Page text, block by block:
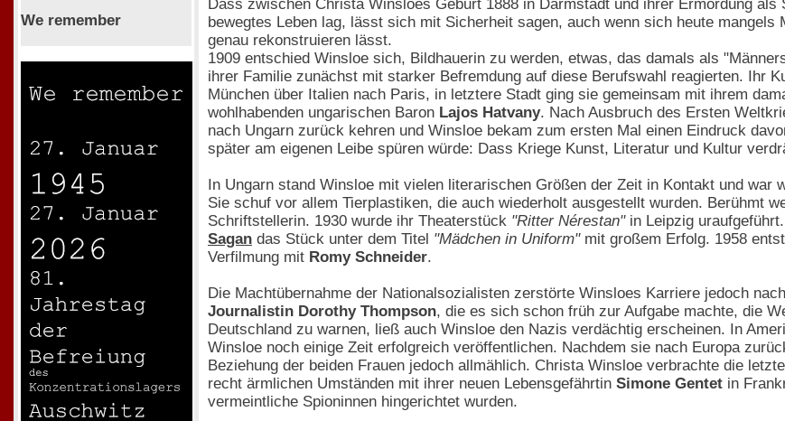
We remember
Dass zwischen Christa Winsloes Geburt 1888 in Darmstadt und ihrer Ermordung als
bewegtes Leben lag, lässt sich mit Sicherheit sagen, auch wenn sich heute mangels
genau rekonstruieren lässt.
1909 entschied Winsloe sich, Bildhauerin zu werden, etwas, das damals als
ihrer Familie zunächst mit starker Befremdung auf diese Berufswahl reagierten. Ihr
München über Italien nach Paris, in letztere Stadt ging sie gemeinsam mit ihrem
wohlhabenden ungarischen Baron Lajos Hatvany. Nach Ausbruch des Ersten
nach Ungarn zurück kehren und Winsloe bekam zum ersten Mal einen Eindruck
später am eigenen Leibe spüren würde: Dass Kriege Kunst, Literatur und Kultur
In Ungarn stand Winsloe mit vielen literarischen Größen der Zeit in Kontakt und war
Sie schuf vor allem Tierplastiken, die auch wiederholt ausgestellt wurden. Berühmt
Schriftstellerin. 1930 wurde ihr Theaterstück "Ritter Nérestan"in Leipzig
Sagan das Stück unter dem Titel "Mädchen in Uniform"mit großem Erfolg. 1958
Verfilmung mit Romy Schneider.
Die Machtübernahme der Nationalsozialisten zerstörte Winsloes Karriere jedoch
Journalistin Dorothy Thompson, die es sich schon früh zur Aufgabe machte, die
Deutschland zu warnen, ließ auch Winsloe den Nazis verdächtig erscheinen. In
Winsloe noch einige Zeit erfolgreich veröffentlichen. Nachdem sie nach Europa
Beziehung der beiden Frauen jedoch allmählich. Christa Winsloe verbrachte die
recht ärmlichen Umständen mit ihrer neuen Lebensgefährtin Simone Gentet in
vermeintliche Spioninnen hingerichtet wurden.